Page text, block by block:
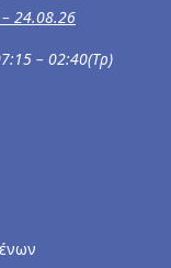
24.08.26
– 02:40(Τρ)